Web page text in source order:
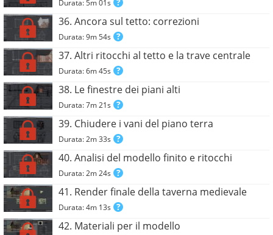
Durata: 5m 01s
36. Ancora sul tetto: correzioni
Durata: 9m 54s
37. Altri ritocchi al tetto e la trave centrale
Durata: 6m 45s
38. Le finestre dei piani alti
Durata: 7m 21s
39. Chiudere i vani del piano terra
Durata: 2m 33s
40. Analisi del modello finito e ritocchi
Durata: 2m 24s
41. Render finale della taverna medievale
Durata: 4m 13s
42. Materiali per il modello